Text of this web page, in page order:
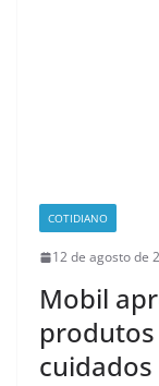
COTIDIANO
12 de agosto de
Mobil